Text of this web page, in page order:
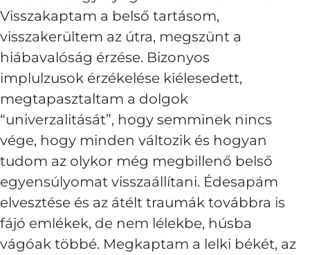
Visszakaptam a belső tartásom,
visszakerültem az útra, megszünt a
hiábavalóság érzése. Bizonyos
implulzusok érzékelése kiélesedett,
megtapasztaltam a dolgok
“univerzalitását”, hogy semminek nincs
vége, hogy minden változik és hogyan
tudom az olykor még megbillenő belső
egyensúlyomat visszaállítani. Édesapám
elvesztése és az átélt traumák továbbra is
fájó emlékek, de nem lélekbe, húsba
vágóak többé. Megkaptam a lelki békét, az